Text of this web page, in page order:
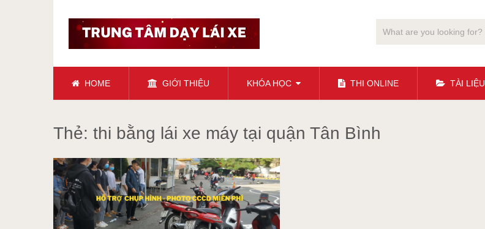
HOME GIỚI THIỆU KHÓA HỌC THI ONLINE TÀI LIỆU
Thẻ: thi bằng lái xe máy tại quận Tân Bình